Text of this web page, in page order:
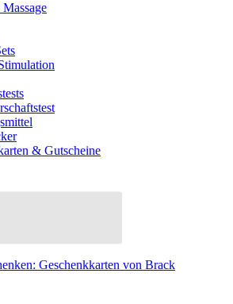
& Gutscheine
Geschenkkarten von Brack